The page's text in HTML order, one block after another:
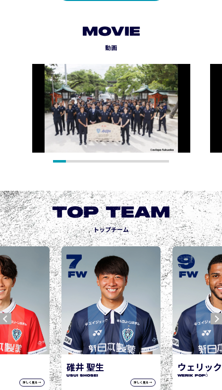
MOVIE
動画
TOP TEAM
トップチーム
詳しく見る →
ウェリック ポポ
WERIK POPÓ
詳しく見る →
9
FW
城後 寿
JOGO Hisashi
10
FW